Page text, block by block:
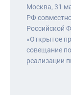
Москва, 31
РФ
Российской
«Открытое
совещание
реализации